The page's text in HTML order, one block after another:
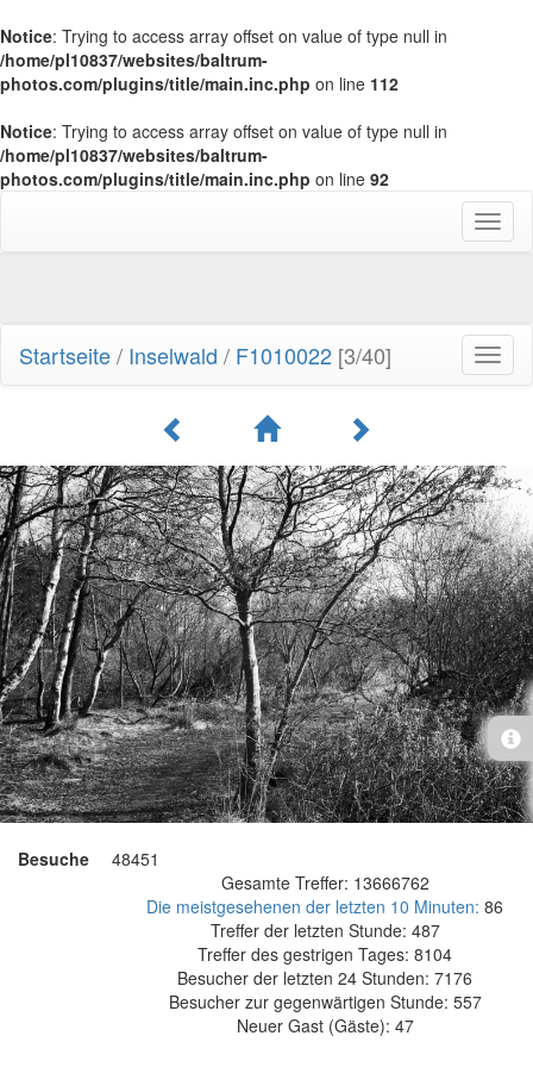
Notice: Trying to access array offset on value of type null in
/home/pl10837/websites/baltrum-
photos.com/plugins/title/main.inc.php on line 112
Notice: Trying to access array offset on value of type null in
/home/pl10837/websites/baltrum-
photos.com/plugins/title/main.inc.php on line 92
Startseite/ Inselwald / F1010022 [3/40]
Besuche
48451
Gesamte Treffer: 13666762
Die meistgesehenen der letzten 10 Minuten: 86
Treffer der letzten Stunde: 487
Treffer des gestrigen Tages: 8104
Besucher der letzten 24 Stunden: 7176
Besucher zur gegenwärtigen Stunde: 557
Neuer Gast (Gäste): 47